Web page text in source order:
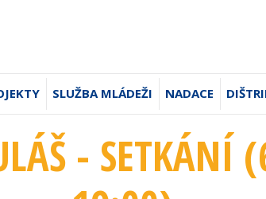
SLUŽBA MLÁDEŽI NADACE
-